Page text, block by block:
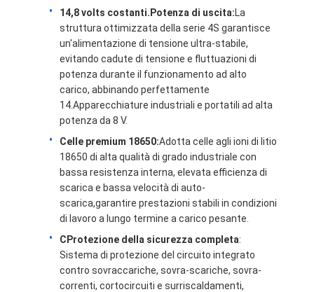
Casa
Prodotti
Video
14,8 volts costanti. Potenza di uscita:La
struttura ottimizzata della serie 4S garantisce
un'alimentazione di tensione ultra-stabile,
evitando cadute di tensione e fluttuazioni di
potenza durante il funzionamento ad alto
carico, abbinando perfettamente
14.Apparecchiature industriali e portatili ad alta
potenza da 8 V.
Celle premium 18650:Adotta celle agli ioni di litio
18650 di alta qualità di grado industriale con
bassa resistenza interna, elevata efficienza di
scarica e bassa velocità di auto-
scarica,garantire prestazioni stabili in condizioni
di lavoro a lungo termine a carico pesante.
C Protezione della sicurezza completa:
Sistema di protezione del circuito integrato
contro sovraccariche, sovra-scariche, sovra-
correnti, cortocircuiti e surriscaldamenti,